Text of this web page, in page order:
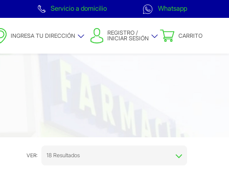
Servicio a domicilio Whatsapp
INGRESA TU DIRECCIÓN REGISTRO /
INICIAR SESIÓN CARRITO
VER: 18 Resultados